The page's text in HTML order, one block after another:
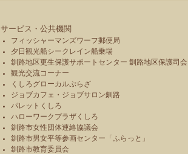
サービス・公共機関
フィッシャーマンズワーフ郵便局
夕日観光船シークレイン船乗場
釧路地区更生保護サポートセンター 釧路地区保護司会
観光交流コーナー
くしろグローカルぷらざ
ジョブカフェ・ジョブサロン釧路
パレットくしろ
ハローワークプラザくしろ
釧路市女性団体連絡協議会
釧路市男女平等参画センター「ふらっと」
釧路市教育委員会